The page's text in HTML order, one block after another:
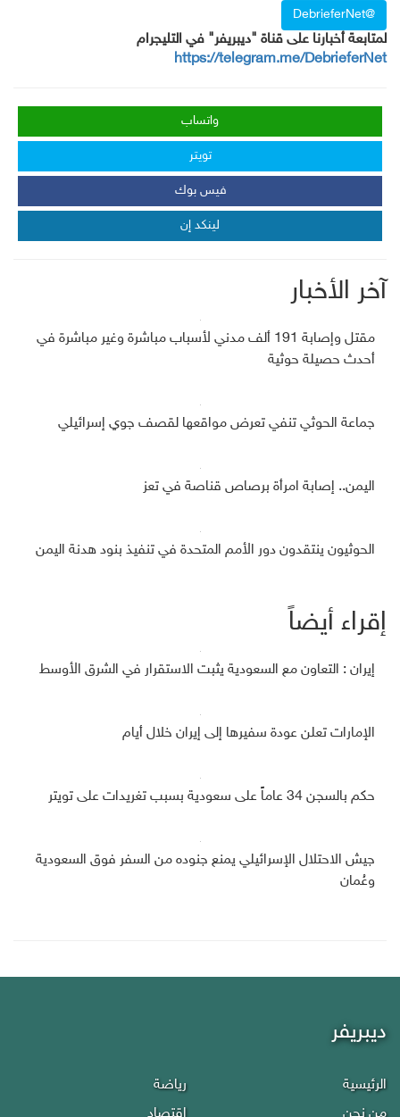
@DebrieferNet
لمتابعة أخبارنا على قناة "ديبريفر" في التليجرام
https://telegram.me/DebrieferNet
واتساب
تويتر
فيس بوك
لينكد إن
آخر الأخبار
مقتل وإصابة 191 ألف مدني لأسباب مباشرة وغير مباشرة في
أحدث حصيلة حوثية
جماعة الحوثي تنفي تعرض مواقعها لقصف جوي إسرائيلي
اليمن.. إصابة امرأة برصاص قناصة في تعز
الحوثيون ينتقدون دور الأمم المتحدة في تنفيذ بنود هدنة اليمن
إقراء أيضاً
إيران : التعاون مع السعودية يثبت الاستقرار في الشرق الأوسط
الإمارات تعلن عودة سفيرها إلى إيران خلال أيام
حكم بالسجن 34 عاماً على سعودية بسبب تغريدات على تويتر
جيش الاحتلال الإسرائيلي يمنع جنوده من السفر فوق السعودية
وعُمان
ديبريفر
الرئيسية
رياضة